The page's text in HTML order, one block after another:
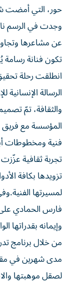
حور، التي أمضت
وجدت في الرسم
عن مشاعرها
تكون فنانة رسامة
انطلقت رحلة
الرسالة
والثقافة، تمّ
المؤسسة مع
فنية ومخطوطات
تجربة ثقافية
تزويدها بكافة
لمسيرتها
فارس الحمادي
وإيمانه بقدراتها
من خلال برنامج
مدى شهرين في
لصقل موهبتها